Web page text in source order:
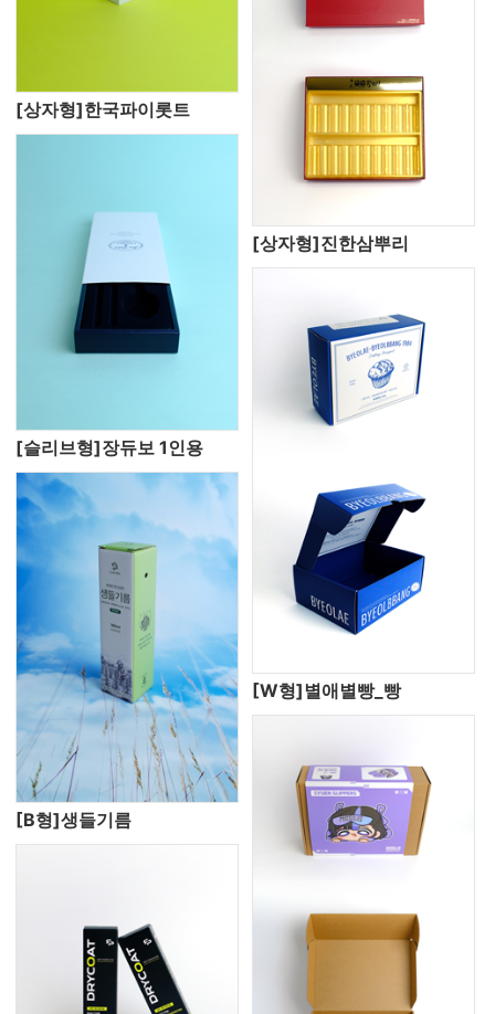
[상자형]한국파이롯트
[슬리브형]장듀보 1인용
[상자형]진한삼뿌리
[B형]생들기름
[W형]별애별빵_빵